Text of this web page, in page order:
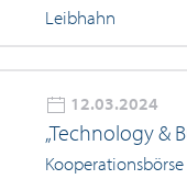
Leibhahn
12.03.2024
„Technology &